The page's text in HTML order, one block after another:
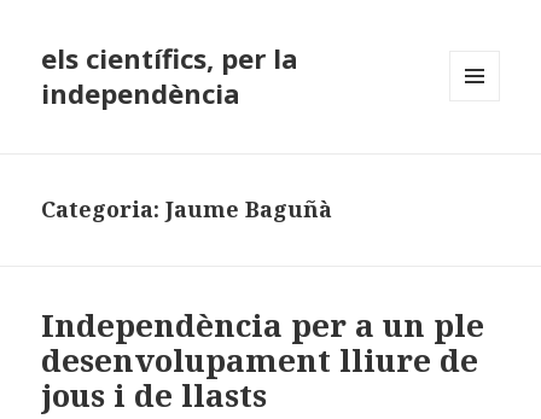
els científics, per la
independència
Categoria:Jaume Baguñà
Independència per a un ple
desenvolupament lliure de
jous i de llasts